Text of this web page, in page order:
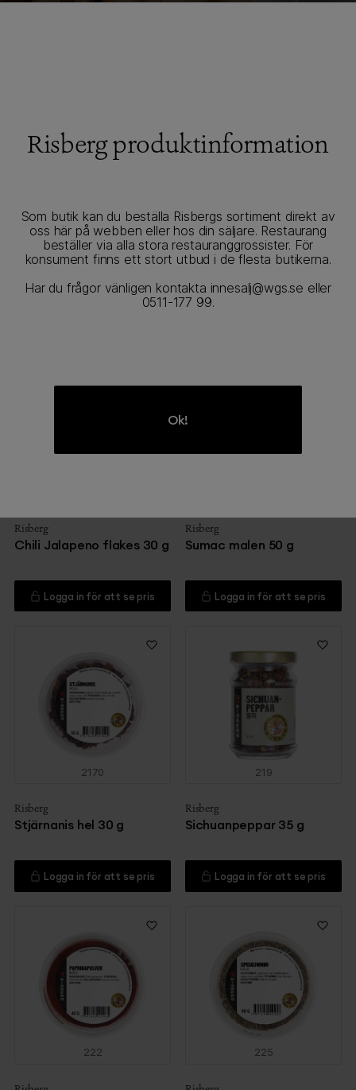
Risberg produktinformation
Som butik kan du beställa Risbergs sortiment direkt av
oss här på webben eller hos din säljare. Restaurang
beställer via alla stora restauranggrossister. För
konsument finns ett stort utbud i de flesta butikerna.
Har du frågor vänligen kontakta innesalj@wgs.se eller
0511-177 99.
Ok!
Förslag på andra produkter
Risberg
Chili Jalapeno flakes 30 g
Logga in för att se pris
Risberg
Sumac malen 50 g
Logga in för att se pris
2170
Risberg
Stjärnanis hel 30 g
Logga in för att se pris
219
Risberg
Sichuanpeppar 35 g
Logga in för att se pris
222 225